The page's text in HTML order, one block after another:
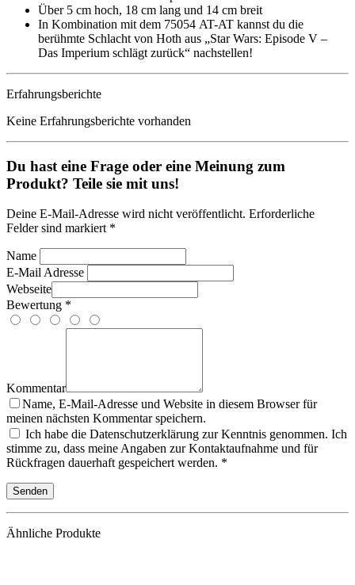
Über 5 cm hoch, 18 cm lang und 14 cm breit
In Kombination mit dem 75054 AT-AT kannst du die
berühmte Schlacht von Hoth aus „Star Wars: Episode V –
Das Imperium schlägt zurück“ nachstellen!
Erfahrungsberichte
Keine Erfahrungsberichte vorhanden
Du hast eine Frage oder eine Meinung zum
Produkt? Teile sie mit uns!
Deine E-Mail-Adresse wird nicht veröffentlicht. Erforderliche
Felder sind markiert *
Name
E-Mail Adresse
Webseite
Bewertung *
Kommentar
Name, E-Mail-Adresse und Website in diesem Browser für
meinen nächsten Kommentar speichern.
Ich habe die Datenschutzerklärung zur Kenntnis genommen. Ich
stimme zu, dass meine Angaben zur Kontaktaufnahme und für
Rückfragen dauerhaft gespeichert werden. *
Ähnliche Produkte